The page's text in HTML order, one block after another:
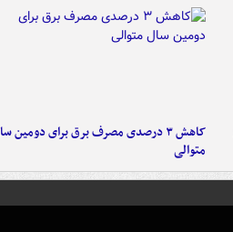
کاهش ۳ درصدی مصرف برق برای دومین
متوالی